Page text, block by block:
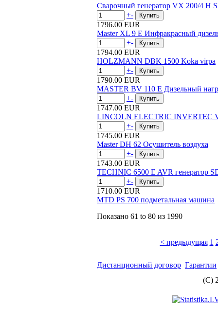
Сварочный генератор VX 200/4 H
+-
1796.00 EUR
Master XL 9 E Инфракрасный
+-
1794.00 EUR
HOLZMANN DBK 1500 Koka virpa
+-
1790.00 EUR
MASTER BV 110 E Дизельный
+-
1747.00 EUR
LINCOLN ELECTRIC INVERTEC
+-
1745.00 EUR
Master DH 62 Осушитель воздуха
+-
1743.00 EUR
TECHNIC 6500 E AVR генератор
+-
1710.00 EUR
MTD PS 700 подметальная машина
Показано 61 to 80 из 1990
< предыдущая 1
Дистанционный договор Гарантии
(C)